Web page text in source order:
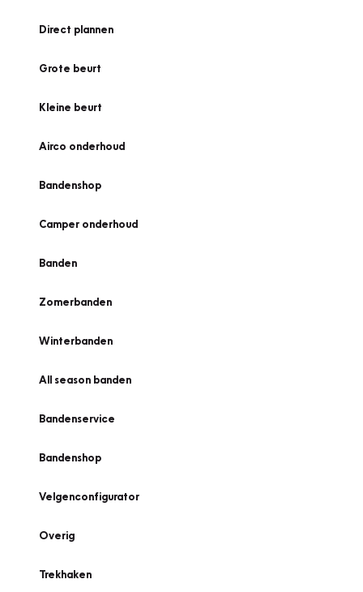
Direct plannen
Grote beurt
Kleine beurt
Airco onderhoud
Bandenshop
Camper onderhoud
Banden
Zomerbanden
Winterbanden
All season banden
Bandenservice
Bandenshop
Velgenconfigurator
Overig
Trekhaken